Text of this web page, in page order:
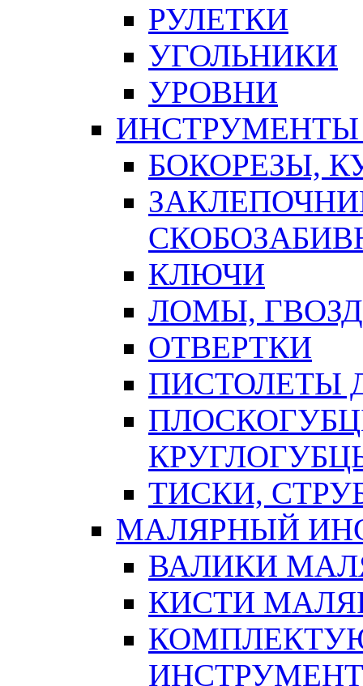
РУЛЕТКИ
УГОЛЬНИКИ
УРОВНИ
БОКОРЕЗЫ,
КЛЮЧИ
ЛОМЫ,
ОТВЕРТКИ
ПИСТОЛЕТЫ
ТИСКИ,
МАЛЯРНЫЙ
ВАЛИКИ
КИСТИ